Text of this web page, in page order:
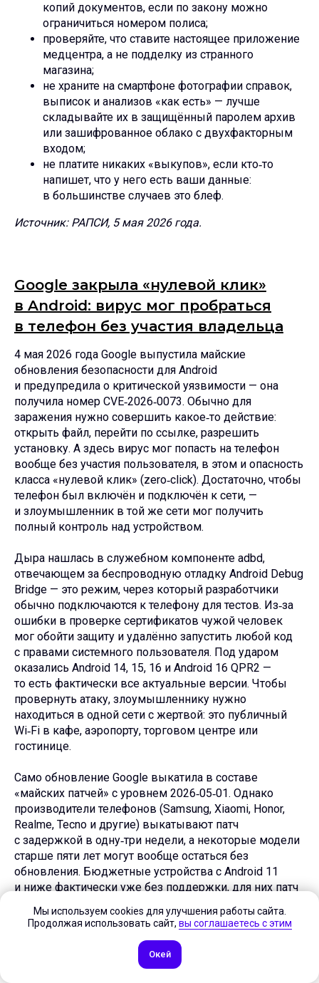
копий документов, если по закону можно
ограничиться номером полиса;
проверяйте, что ставите настоящее приложение
медцентра, а не подделку из странного
магазина;
не храните на смартфоне фотографии справок,
выписок и анализов «как есть» — лучше
складывайте их в защищённый паролем архив
или зашифрованное облако с двухфакторным
входом;
не платите никаких «выкупов», если кто‑то
напишет, что у него есть ваши данные:
в большинстве случаев это блеф.
Источник: РАПСИ, 5 мая 2026 года.
Google закрыла «нулевой клик»
в Android: вирус мог пробраться
в телефон без участия владельца
4 мая 2026 года Google выпустила майские
обновления безопасности для Android
и предупредила о критической уязвимости — она
получила номер CVE‑2026‑0073. Обычно для
заражения нужно совершить какое‑то действие:
открыть файл, перейти по ссылке, разрешить
установку. А здесь вирус мог попасть на телефон
вообще без участия пользователя, в этом и опасность
класса «нулевой клик» (zero‑click). Достаточно, чтобы
телефон был включён и подключён к сети, —
и злоумышленник в той же сети мог получить
полный контроль над устройством.
Дыра нашлась в служебном компоненте adbd,
отвечающем за беспроводную отладку Android Debug
Bridge — это режим, через который разработчики
обычно подключаются к телефону для тестов. Из‑за
ошибки в проверке сертификатов чужой человек
мог обойти защиту и удалённо запустить любой код
с правами системного пользователя. Под ударом
оказались Android 14, 15, 16 и Android 16 QPR2 —
то есть фактически все актуальные версии. Чтобы
провернуть атаку, злоумышленнику нужно
находиться в одной сети с жертвой: это публичный
Wi‑Fi в кафе, аэропорту, торговом центре или
гостинице.
Само обновление Google выкатила в составе
«майских патчей» с уровнем 2026‑05‑01. Однако
производители телефонов (Samsung, Xiaomi, Honor,
Realme, Tecno и другие) выкатывают патч
с задержкой в одну‑три недели, а некоторые модели
старше пяти лет могут вообще остаться без
обновления. Бюджетные устройства с Android 11
и ниже фактически уже без поддержки, для них патч
популярных моделей фактически становится
«дырявой» в общественных Wi‑Fi: достаточно
Мы используем cookies для улучшения работы сайта.
Продолжая использовать сайт, вы соглашаетесь с этим
Окей